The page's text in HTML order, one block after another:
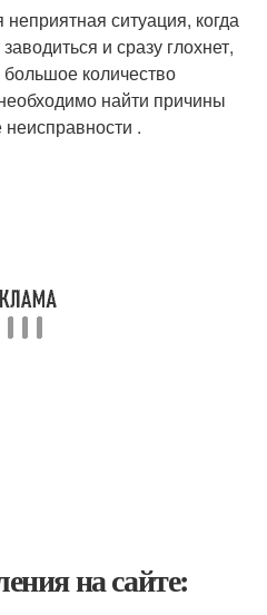
ситуация, когда
и сразу глохнет,
количество
найти причины
неисправности .
на сайте: